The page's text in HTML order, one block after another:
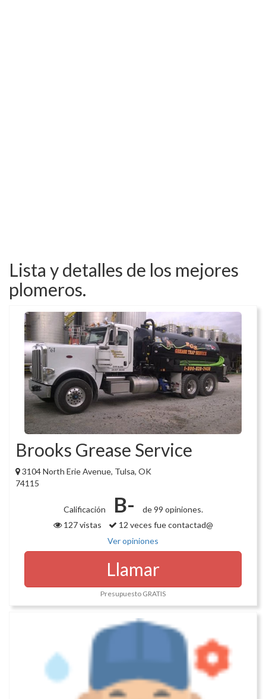
Lista y detalles de los mejores
plomeros.
Brooks Grease Service
3104 North Erie Avenue, Tulsa, OK
74115
Calificación B-
de 99 opiniones.
127 vistas
12 veces fue contactad@
Ver opiniones
Llamar
Presupuesto GRATIS